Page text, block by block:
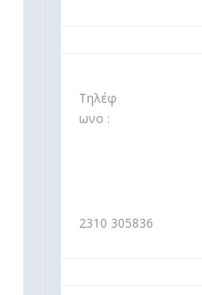
Τηλέφ
ωνο :
2310 305836